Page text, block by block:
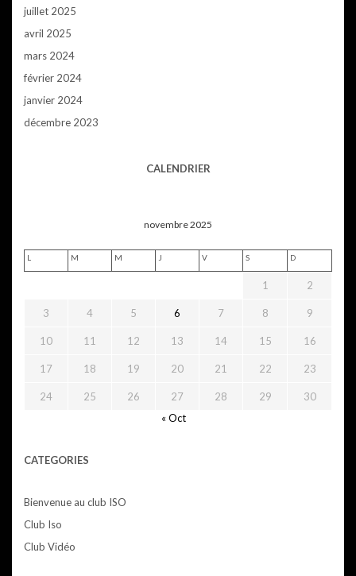
juillet 2025
avril 2025
mars 2024
février 2024
janvier 2024
décembre 2023
CALENDRIER
novembre 2025
L M M J V S D
1 2
3 4 5 6 7 8 9
10 11 12 13 14 15 16
17 18 19 20 21 22 23
24 25 26 27 28 29
30
« Oct
CATEGORIES
Bienvenue au club ISO
Club Iso
Club Vidéo